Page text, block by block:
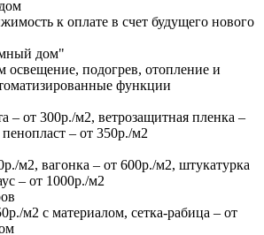
к оплате в счет будущего нового
дом"
освещение, подогрев, отопление и
функции
– от 300р./м2, ветрозащитная пленка –
– от 350р./м2
м2, вагонка – от 600р./м2, штукатурка
– от 1000р./м2
м2 с материалом, сетка-рабица – от